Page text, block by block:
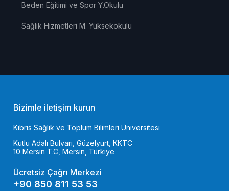
Bizimle iletişim kurun
Kıbrıs Sağlık ve Toplum Bilimleri Üniversitesi
Kutlu Adalı Bulvarı, Güzelyurt, KKTC
10 Mersin T.C, Mersin, Türkiye
Ücretsiz Çağrı Merkezi
+90 850 811 53 53
Beden Eğitimi ve Spor Y.Okulu
Sağlık Hizmetleri M. Yüksekokulu